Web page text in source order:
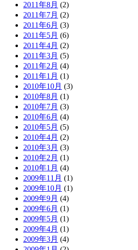
2011年8月 (2)
2011年7月 (2)
2011年6月 (3)
2011年5月 (6)
2011年4月 (2)
2011年3月 (5)
2011年2月 (4)
2011年1月 (1)
2010年10月 (3)
2010年8月 (1)
2010年7月 (3)
2010年6月 (4)
2010年5月 (5)
2010年4月 (2)
2010年3月 (3)
2010年2月 (1)
2010年1月 (4)
2009年11月 (1)
2009年10月 (1)
2009年9月 (4)
2009年6月 (1)
2009年5月 (1)
2009年4月 (1)
2009年3月 (4)